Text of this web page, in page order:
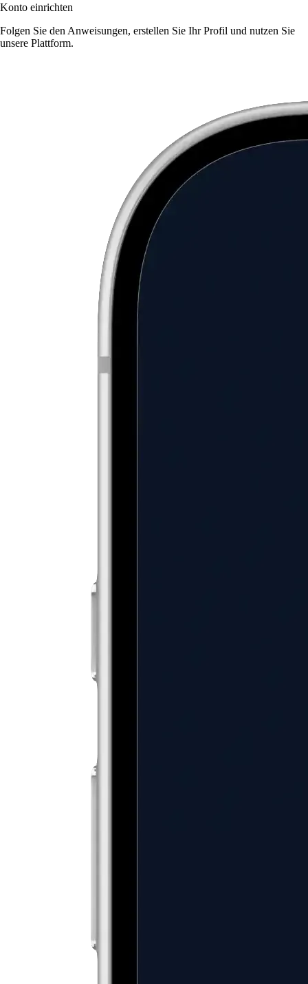
Konto einrichten
Folgen Sie den Anweisungen, erstellen Sie Ihr Profil und nutzen Sie
unsere Plattform.